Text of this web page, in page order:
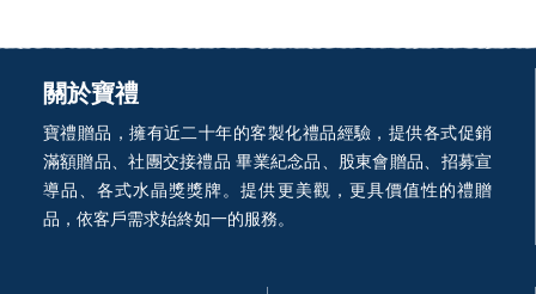
關於寶禮
寶禮贈品，擁有近二十年的客製化禮品經驗，提供各式促銷
滿額贈品、社團交接禮品 畢業紀念品、股東會贈品、招募宣
導品、各式水晶獎獎牌。提供更美觀，更具價值性的禮贈
品，依客戶需求始終如一的服務。